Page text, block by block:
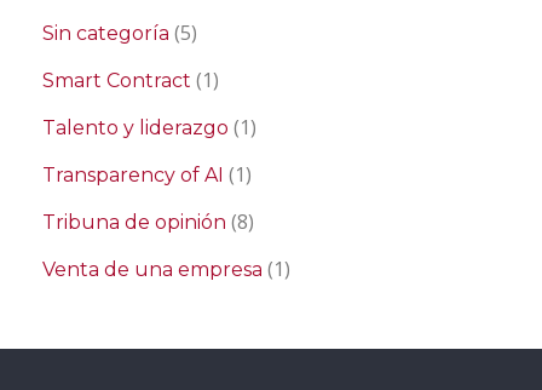
Sin categoría (5)
Smart Contract (1)
Talento y liderazgo (1)
Transparency of AI (1)
Tribuna de opinión (8)
Venta de una empresa (1)